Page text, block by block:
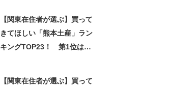
【関東在住者が選ぶ】買って
きてほしい「熊本土産」ラン
キングTOP23！ 第1位は
【関東在住者が選ぶ】買って